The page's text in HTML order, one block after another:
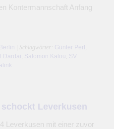
Kontermannschaft Anfang
| Schlagwörter: Günter Perl
Dardai Salomon Kalou
SV
Leverkusen
Leverkusen mit einer zuvor